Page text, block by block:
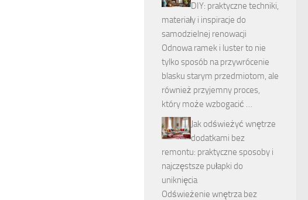
DIY: praktyczne techniki,
materiały i inspiracje do
samodzielnej renowacji
Odnowa ramek i luster to nie
tylko sposób na przywrócenie
blasku starym przedmiotom, ale
również przyjemny proces,
który może wzbogacić …
Jak odświeżyć wnętrze
dodatkami bez
remontu: praktyczne sposoby i
najczęstsze pułapki do
uniknięcia
Odświeżenie wnętrza bez